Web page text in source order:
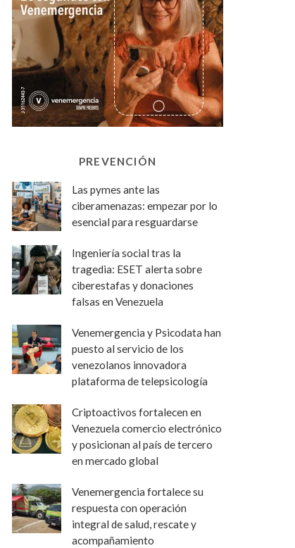
PREVENCIÓN
Las pymes ante las
ciberamenazas: empezar por lo
esencial para resguardarse
Ingeniería social tras la
tragedia: ESET alerta sobre
ciberestafas y donaciones
falsas en Venezuela
Venemergencia y Psicodata han
puesto al servicio de los
venezolanos innovadora
plataforma de telepsicología
Criptoactivos fortalecen en
Venezuela comercio electrónico
y posicionan al país de tercero
en mercado global
Venemergencia fortalece su
respuesta con operación
integral de salud, rescate y
acompañamiento